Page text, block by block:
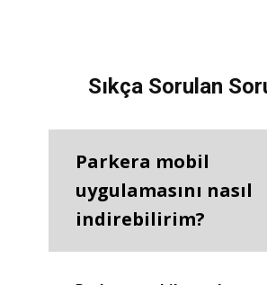
Sıkça Sorulan
Parkera mobil
uygulamasını nasıl
indirebilirim?